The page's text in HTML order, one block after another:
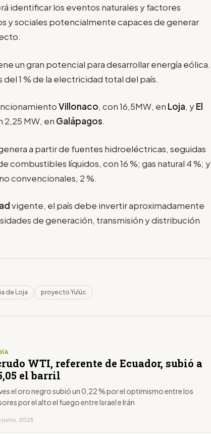
identificar los eventos naturales y factores
y sociales potencialmente capaces de generar
un gran potencial para desarrollar energía eólica.
1 % de la electricidad total del país.
Villonaco, con 16,5MW, en Loja, yEl
2,25 MW, en Galápagos.
a partir de fuentes hidroeléctricas, seguidas
combustibles líquidos, con 16 %; gas natural 4 %; y
convencionales, 2 %.
vigente, el país debe invertir aproximadamente
de generación, transmisión y distribución
de Loja proyecto Yulúc
WTI, referente de Ecuador, subió a
el barril
el oro negro subió un 0,22 % por el optimismo entre los
por el alto el fuego entre Israel e Irán
junio, 2025